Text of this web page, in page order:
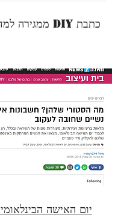
יום האישה הבינלאומי 2018